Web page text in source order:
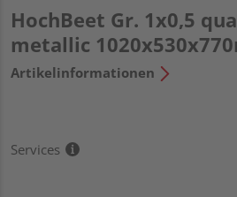
HochBeet Gr. 1x0,5
metallic
Artikelinformationen
Services